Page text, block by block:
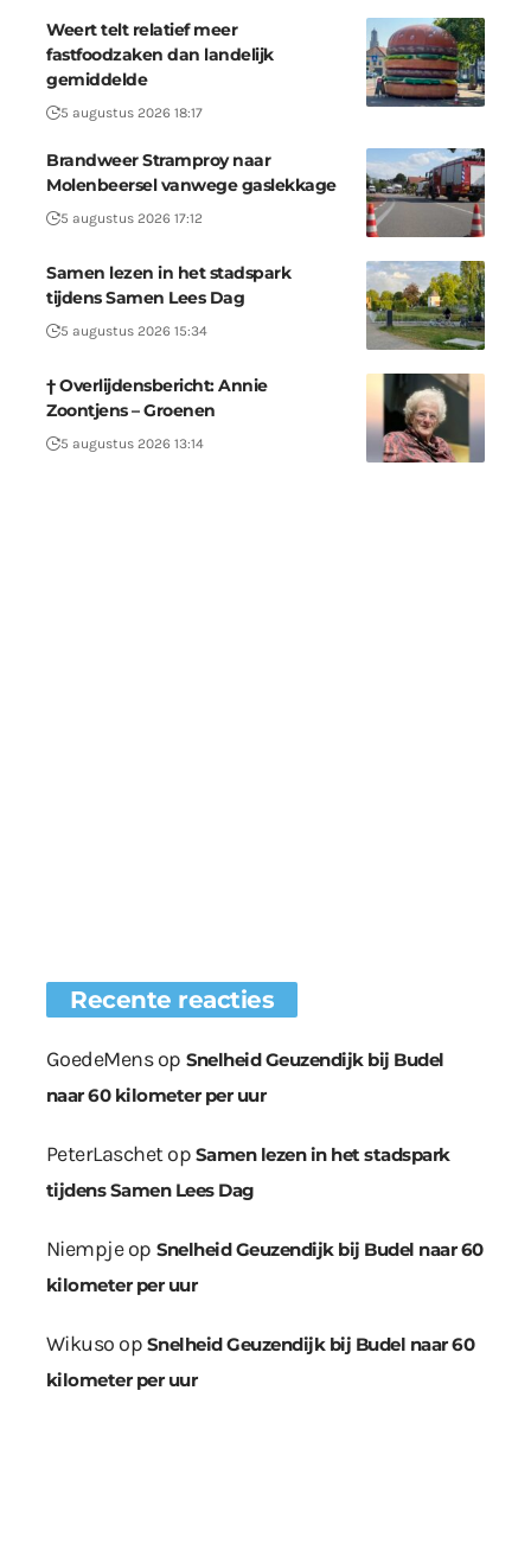
Weert telt relatief meer
fastfoodzaken dan landelijk
gemiddelde
5 augustus 2026 18:17
Brandweer Stramproy naar
Molenbeersel vanwege gaslekkage
5 augustus 2026 17:12
Samen lezen in het stadspark
tijdens Samen Lees Dag
5 augustus 2026 15:34
† Overlijdensbericht: Annie
Zoontjens – Groenen
5 augustus 2026 13:14
Recente reacties
GoedeMensop Snelheid Geuzendijk bij Budel
naar 60 kilometer per uur
PeterLaschetop Samen lezen in het stadspark
tijdens Samen Lees Dag
Niempjeop Snelheid Geuzendijk bij Budel naar 60
kilometer per uur
Wikuso op Snelheid Geuzendijk bij Budel naar 60
kilometer per uur